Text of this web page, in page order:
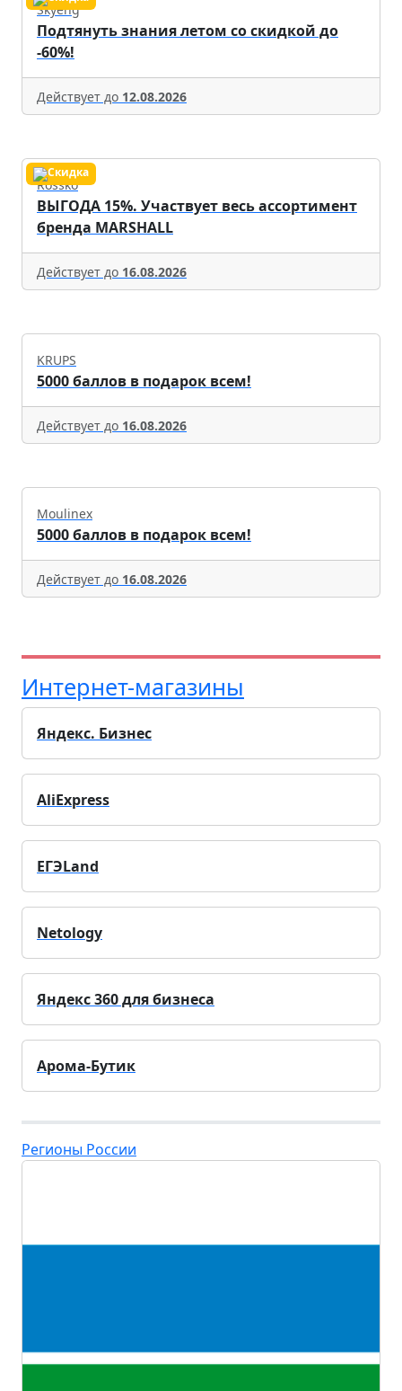
Skyeng
Подтянуть знания летом со скидкой до
-60%!
Действует до 12.08.2026
Rossko
ВЫГОДА 15%. Участвует весь ассортимент
бренда MARSHALL
Действует до 16.08.2026
KRUPS
5000 баллов в подарок всем!
Действует до 16.08.2026
Moulinex
5000 баллов в подарок всем!
Действует до 16.08.2026
Интернет-магазины
Яндекс. Бизнес
AliExpress
ЕГЭLand
Netology
Яндекс 360 для бизнеса
Арома-Бутик
Регионы России